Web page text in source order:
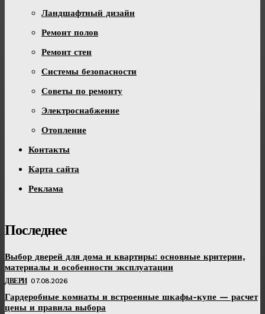
Ландшафтный дизайн
Ремонт полов
Ремонт стен
Системы безопасности
Советы по ремонту
Электроснабжение
Отопление
Контакты
Карта сайта
Реклама
Последнее
Выбор дверей для дома и квартиры: основные критерии,
материалы и особенности эксплуатации
ДВЕРИ 07.08.2026
Гардеробные комнаты и встроенные шкафы-купе — расчет
цены и правила выбора